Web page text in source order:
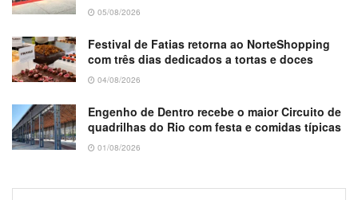
05/08/2026
Festival de Fatias retorna ao NorteShopping
com três dias dedicados a tortas e doces
04/08/2026
Engenho de Dentro recebe o maior Circuito de
quadrilhas do Rio com festa e comidas típicas
01/08/2026